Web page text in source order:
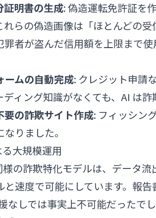
明書の生成: 偽造運転免許証を
れらの偽造画像は「ほとんどの
罪者が盗んだ信用額を上限まで
ームの自動完成: クレジット申請
ィング知識がなくても、AI は
要の詐欺サイト作成: フィッシン
りました。
大規模運用
様の詐欺特化モデルは、データ
と速度で可能にしています。報
なしでは事実上不可能だったでし